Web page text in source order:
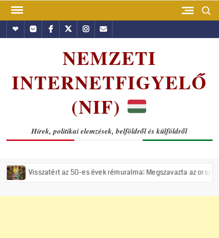
Skip
contentHundubVkontakte
Facebook
TwitterInstagram
Email
NEMZETI
INTERNETFIGYELŐ
(NIF)
Hírek, politikai elemzések, belföldről és külföldről
az 50-es évek rémuralma: Megszavazta az országgyűlés a